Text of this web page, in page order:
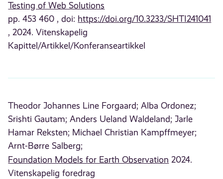
Testing of Web Solutions
pp. 453 460 , doi: https://doi.org/10.3233/SHTI241041
, 2024. Vitenskapelig
Kapittel/Artikkel/Konferanseartikkel
Theodor Johannes Line Forgaard; Alba Ordonez;
Srishti Gautam; Anders Ueland Waldeland; Jarle
Hamar Reksten; Michael Christian Kampffmeyer;
Arnt-Børre Salberg;
Foundation Models for Earth Observation 2024.
Vitenskapelig foredrag